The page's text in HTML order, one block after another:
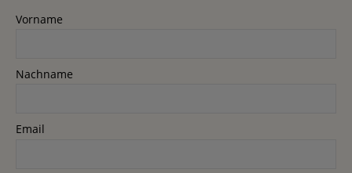
Vorname
Nachname
Email